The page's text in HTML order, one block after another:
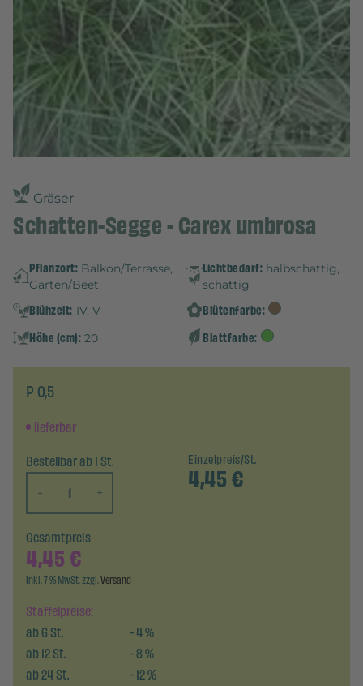
Gräser
Schatten-Segge - Carex umbrosa
Pflanzort: Balkon/Terrasse,
Garten/Beet
Lichtbedarf: halbschattig,
schattig
Blühzeit: IV, V
Blütenfarbe:
Höhe (cm): 20 Blattfarbe:
P 0,5
lieferbar
Bestellbar ab 1 St.
-
+
Einzelpreis/St.
4,45€
Staffelpreise:
ab6St. -4%
ab12St. -8%
ab24St. -12%
Gesamtpreis
4,45€
inkl. 7 % MwSt. zzgl.Versand